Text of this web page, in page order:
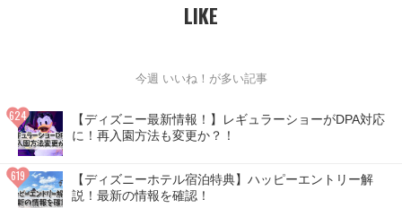
LIKE
今週 いいね！が多い記事
【ディズニー最新情報！】レギュラーショーがDPA対応
に！再入園方法も変更か？！
【ディズニーホテル宿泊特典】ハッピーエントリー解
説！最新の情報を確認！